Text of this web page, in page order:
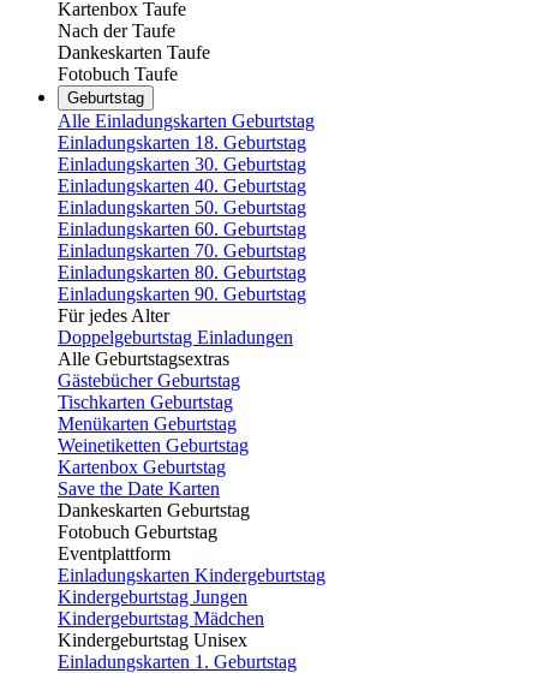
Kartenbox Taufe
Nach der Taufe
Dankeskarten Taufe
Fotobuch Taufe
Geburtstag
Alle Einladungskarten Geburtstag
Einladungskarten 18. Geburtstag
Einladungskarten 30. Geburtstag
Einladungskarten 40. Geburtstag
Einladungskarten 50. Geburtstag
Einladungskarten 60. Geburtstag
Einladungskarten 70. Geburtstag
Einladungskarten 80. Geburtstag
Einladungskarten 90. Geburtstag
Für jedes Alter
Doppelgeburtstag Einladungen
Alle Geburtstagsextras
Gästebücher Geburtstag
Tischkarten Geburtstag
Menükarten Geburtstag
Weinetiketten Geburtstag
Kartenbox Geburtstag
Save the Date Karten
Dankeskarten Geburtstag
Fotobuch Geburtstag
Eventplattform
Einladungskarten Kindergeburtstag
Kindergeburtstag Jungen
Kindergeburtstag Mädchen
Kindergeburtstag Unisex
Einladungskarten 1. Geburtstag